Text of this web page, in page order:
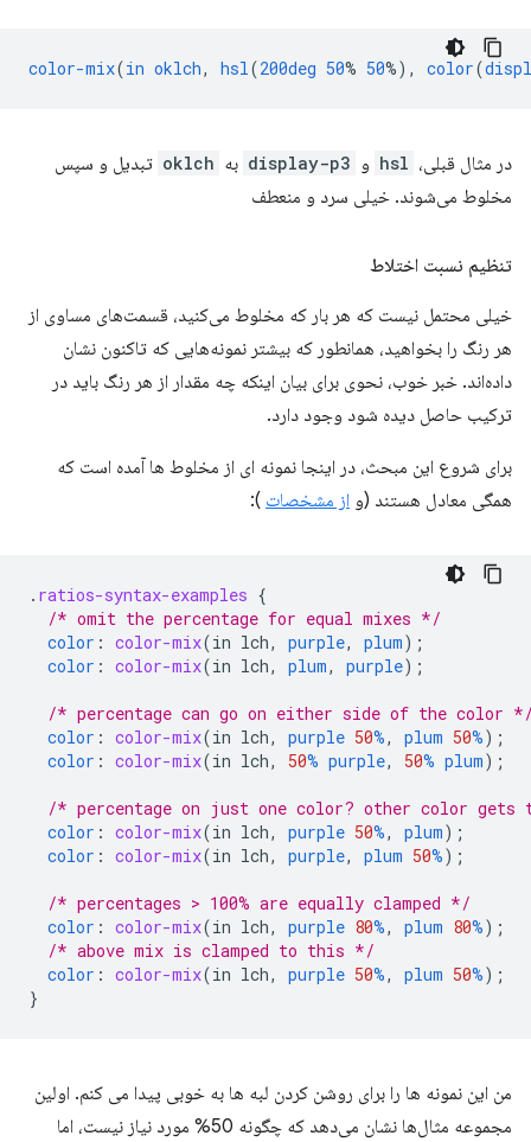
color-mix(in oklch, hsl(200deg 50% 50%), color(
در مثال قبلی، hsl و display-p3 به oklch تبدیل و سپس
مخلوط می‌شوند. خیلی سرد و منعطف
تنظیم نسبت اختلاط
خیلی محتمل نیست که هر بار که مخلوط می‌کنید، قسمت‌های مساوی از
هر رنگ را بخواهید، همانطور که بیشتر نمونه‌هایی که تاکنون نشان
داده‌اند. خبر خوب، نحوی برای بیان اینکه چه مقدار از هر رنگ باید در
ترکیب حاصل دیده شود وجود دارد.
برای شروع این مبحث، در اینجا نمونه ای از مخلوط ها آمده است که
همگی معادل هستند (و از مشخصات ):
. ratios-syntax-examples {
/* omit the percentage for equal mixes */
color : color-mix(in lch, purple, plum);
color : color-mix(in lch, plum, purple);
/* percentage can go on either side of the color
color : color-mix(in lch, purple 50%, plum 50%);
color : color-mix(in lch, 50% purple, 50% plum);
/* percentage on just one color? other color gets
color : color-mix(in lch, purple 50%, plum);
color : color-mix(in lch, purple, plum 50%);
/* percentages > 100% are equally clamped */
color : color-mix(in lch, purple 80%, plum 80%);
/* above mix is clamped to this */
color : color-mix(in lch, purple 50%, plum 50%);
}
من این نمونه ها را برای روشن کردن لبه ها به خوبی پیدا می کنم. اولین
مجموعه مثال‌ها نشان می‌دهد که چگونه 50% مورد نیاز نیست، اما